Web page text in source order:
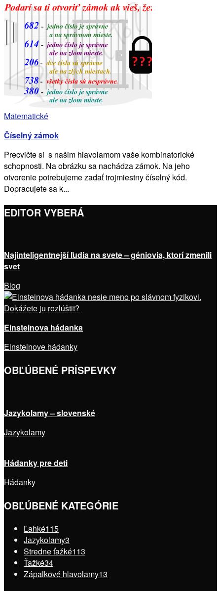
Matematické
Číselný zámok
Precvičte si s našim hlavolamom vaše kombinatorické
schopnosti. Na obrázku sa nachádza zámok. Na jeho
otvorenie potrebujeme zadať trojmiestny číselný kód.
Dopracujete sa k...
EDITOR VYBERÁ
Najinteligentnejší ľudia na svete – géniovia, ktorí zmenili
svet
Blog
Einsteinova hádanka
Einsteinove hádanky
OBĽÚBENÉ PRÍSPEVKY
Jazykolamy – slovenské
Jazykolamy
Hádanky pre deti
Hádanky
OBĽÚBENÉ KATEGÓRIE
Ľahké115
Jazykolamy3
Stredne ťažké113
Ťažké34
Zápalkové hlavolamy13